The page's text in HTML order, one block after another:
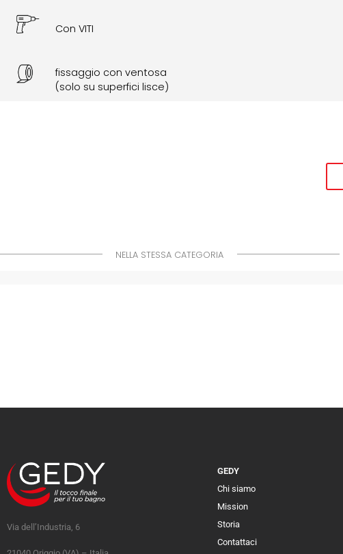
Con VITI
fissaggio con ventosa
(solo su superfici lisce)
NELLA STESSA CATEGORIA
Via dell’Industria, 6
GEDY
Chi siamo
Mission
Storia
Contattaci